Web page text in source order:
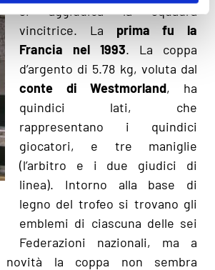
si aggiudica la squadra
vincitrice. La prima fu la
Francia nel 1993. La coppa
d’argento di 5.78 kg, voluta dal
conte di Westmorland, ha
quindici lati, che
rappresentano i quindici
giocatori, e tre maniglie
(l’arbitro e i due giudici di
linea). Intorno alla base di
legno del trofeo si trovano gli
emblemi di ciascuna delle sei
Federazioni nazionali, ma a
la coppa non sembra